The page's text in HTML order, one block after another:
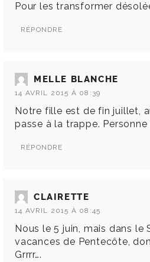
Pour les transformer
RÉPONDRE
MELLE BLANCHE
14 AVRIL 2015 À 08:39
Notre fille est de fin juillet,
passe à la trappe. Personne
RÉPONDRE
CLAIRETTE
14 AVRIL 2015 À 08:45
Nous le 5 juin, mais dans le
vacances de Pentecôte,
Grrrr….